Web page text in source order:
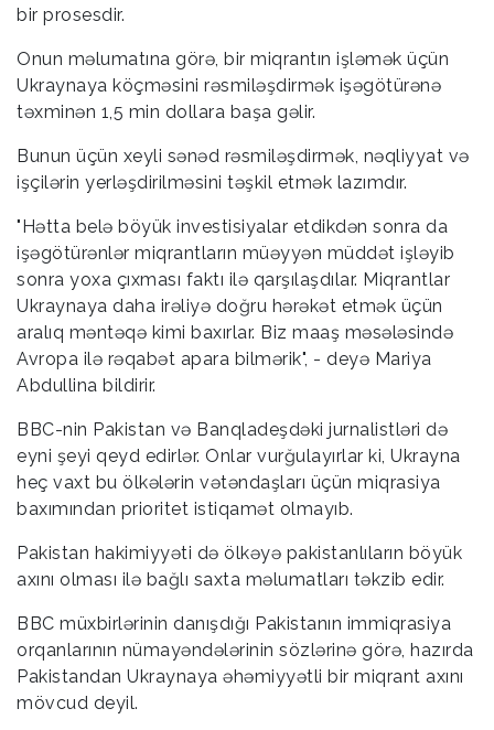
bir prosesdir.
Onun məlumatına görə, bir miqrantın işləmək üçün
Ukraynaya köçməsini rəsmiləşdirmək işəgötürənə
təxminən 1,5 min dollara başa gəlir.
Bunun üçün xeyli sənəd rəsmiləşdirmək, nəqliyyat və
işçilərin yerləşdirilməsini təşkil etmək lazımdır.
"Hətta belə böyük investisiyalar etdikdən sonra da
işəgötürənlər miqrantların müəyyən müddət işləyib
sonra yoxa çıxması faktı ilə qarşılaşdılar. Miqrantlar
Ukraynaya daha irəliyə doğru hərəkət etmək üçün
aralıq məntəqə kimi baxırlar. Biz maaş məsələsində
Avropa ilə rəqabət apara bilmərik", - deyə Mariya
Abdullina bildirir.
BBC-nin Pakistan və Banqladeşdəki jurnalistləri də
eyni şeyi qeyd edirlər. Onlar vurğulayırlar ki, Ukrayna
heç vaxt bu ölkələrin vətəndaşları üçün miqrasiya
baxımından prioritet istiqamət olmayıb.
Pakistan hakimiyyəti də ölkəyə pakistanlıların böyük
axını olması ilə bağlı saxta məlumatları təkzib edir.
BBC müxbirlərinin danışdığı Pakistanın immiqrasiya
orqanlarının nümayəndələrinin sözlərinə görə, hazırda
Pakistandan Ukraynaya əhəmiyyətli bir miqrant axını
mövcud deyil.